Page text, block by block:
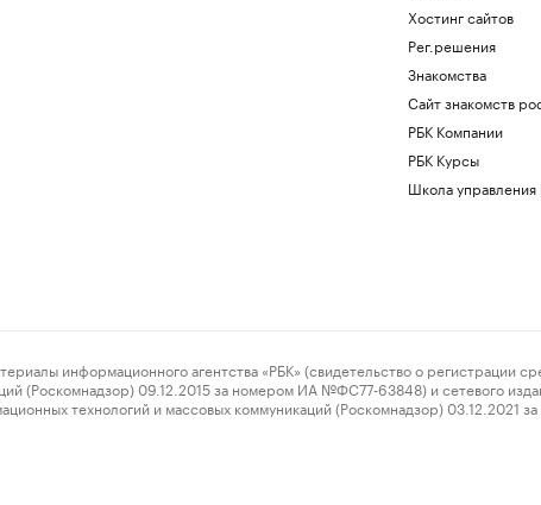
Хостинг сайтов
Рег.решения
Знакомства
Сайт знакомств
РБК Компании
РБК Курсы
Школа управления
информационного агентства «РБК» (свидетельство о регистрации
(Роскомнадзор) 09.12.2015 за номером ИА №ФС77-63848) и сетевого
технологий и массовых коммуникаций (Роскомнадзор)